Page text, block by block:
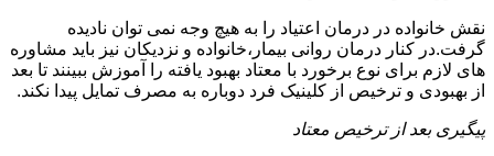
نقش خانواده در درمان اعتیاد را به هیچ وجه نمی توان نادیده
گرفت.در کنار درمان روانی بیمار،خانواده و نزدیکان نیز باید مشاوره
های لازم برای نوع برخورد با معتاد بهبود یافته را آموزش ببینند تا بعد
از بهبودی و ترخیص از کلینیک فرد دوباره به مصرف تمایل پیدا نکند.
پیگیری بعد از ترخیص معتاد